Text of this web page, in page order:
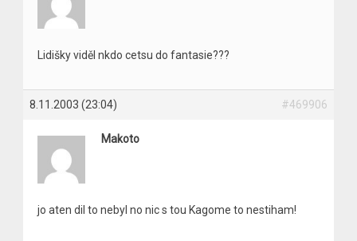
Lidišky viděl nkdo cetsu do fantasie???
8.11.2003 (23:04) #469906
Makoto
jo aten dil to nebyl no nic s tou Kagome to nestiham!